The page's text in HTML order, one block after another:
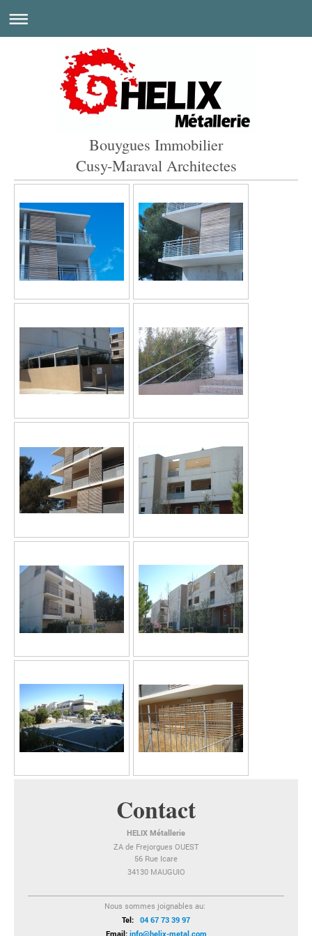
Bouygues Immobilier
Cusy-Maraval Architectes
Contact
HELIX Métallerie
ZA de Frejorgues OUEST
56 Rue Icare
34130 MAUGUIO
Nous sommes joignables au:
Tel: 04 67 73 39 97
Email: info@helix-metal.com